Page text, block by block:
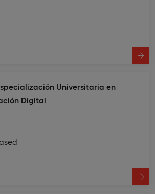
Universitaria en
Digital